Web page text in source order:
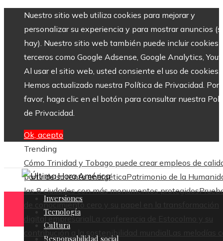
Nuestro sitio web utiliza cookies para mejorar y
personalizar su experiencia y para mostrar anuncios
hay). Nuestro sitio web también puede incluir cookies
terceros como Google Adsense, Google Analytics,
Al usar el sitio web, usted consiente el uso de cookies.
Hemos actualizado nuestra Política de Privacidad. Por
favor, haga clic en el botón para consultar nuestra
de Privacidad.
Ok, acepto
Trending
Cómo Trinidad y Tobago puede crear empleos de
partir de su renta energéticaPatrimonio de la
las 8 ciudades con más monumentos protegidos
de conocimiento cero y su papel en la transformación
digital empresarial
La conferencia de Estocolmo y su
contribución a la sostenibilidad mundial
Las melodías
Inversiones
Tecnología
Cultura
Responsabilidad social